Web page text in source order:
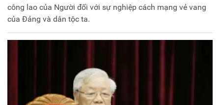
công lao của Người đối với sự nghiệp cách mạng vẻ vang
của Đảng và dân tộc ta.